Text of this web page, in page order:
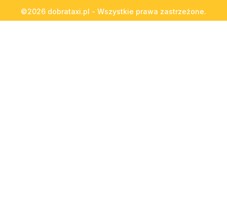
©2026 dobrataxi.pl - Wszystkie prawa zastrzeżone.